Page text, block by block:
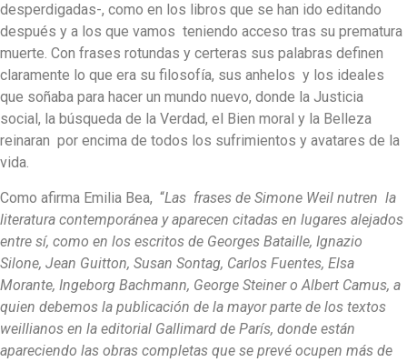
desperdigadas-, como en los libros que se han ido editando
después y a los que vamos teniendo acceso tras su prematura
muerte. Con frases rotundas y certeras sus palabras definen
claramente lo que era su filosofía, sus anhelos y los ideales
que soñaba para hacer un mundo nuevo, donde la Justicia
social, la búsqueda de la Verdad, el Bien moral y la Belleza
reinaran por encima de todos los sufrimientos y avatares de la
vida.
Como afirma Emilia Bea, “Las frases de Simone Weil nutren la
literatura contemporánea y aparecen citadas en lugares alejados
entre sí, como en los escritos de Georges Bataille, Ignazio
Silone, Jean Guitton, Susan Sontag, Carlos Fuentes, Elsa
Morante, Ingeborg Bachmann, George Steiner o Albert Camus, a
quien debemos la publicación de la mayor parte de los textos
weillianos en la editorial Gallimard de París, donde están
apareciendo las obras completas que se prevé ocupen más de